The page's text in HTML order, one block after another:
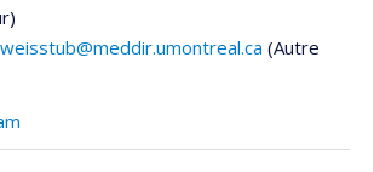
weisstub@meddir.umontreal.ca (Autre